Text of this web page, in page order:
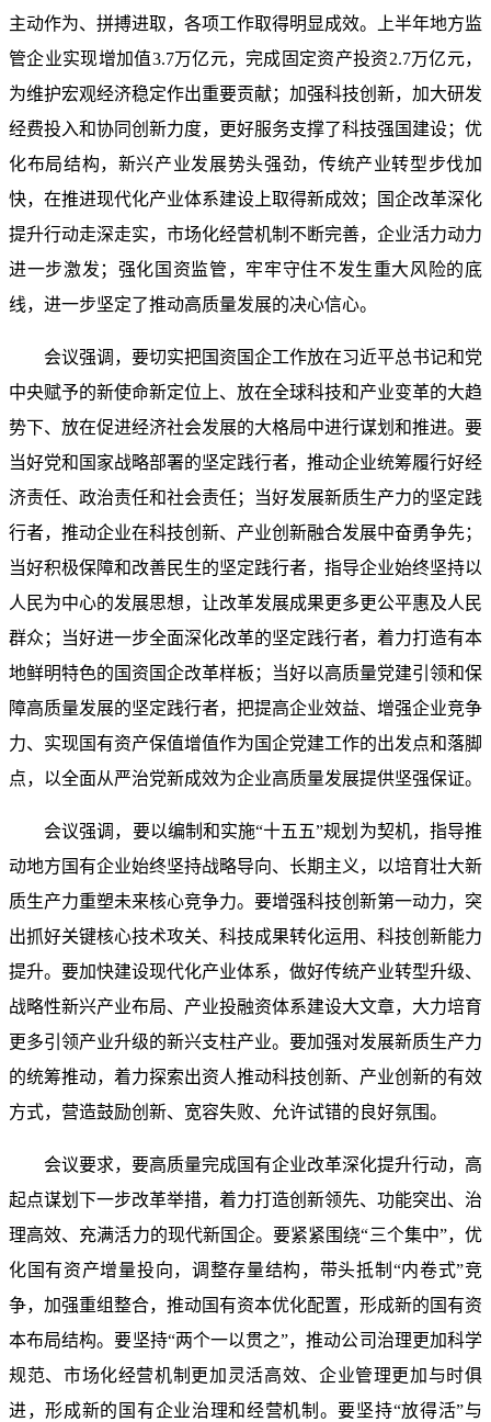
主动作为、拼搏进取，各项工作取得明显成效。上半年地方监
管企业实现增加值3.7万亿元，完成固定资产投资2.7万亿元，
为维护宏观经济稳定作出重要贡献；加强科技创新，加大研发
经费投入和协同创新力度，更好服务支撑了科技强国建设；优
化布局结构，新兴产业发展势头强劲，传统产业转型步伐加
快，在推进现代化产业体系建设上取得新成效；国企改革深化
提升行动走深走实，市场化经营机制不断完善，企业活力动力
进一步激发；强化国资监管，牢牢守住不发生重大风险的底
线，进一步坚定了推动高质量发展的决心信心。
会议强调，要切实把国资国企工作放在习近平总书记和党
中央赋予的新使命新定位上、放在全球科技和产业变革的大趋
势下、放在促进经济社会发展的大格局中进行谋划和推进。要
当好党和国家战略部署的坚定践行者，推动企业统筹履行好经
济责任、政治责任和社会责任；当好发展新质生产力的坚定践
行者，推动企业在科技创新、产业创新融合发展中奋勇争先；
当好积极保障和改善民生的坚定践行者，指导企业始终坚持以
人民为中心的发展思想，让改革发展成果更多更公平惠及人民
群众；当好进一步全面深化改革的坚定践行者，着力打造有本
地鲜明特色的国资国企改革样板；当好以高质量党建引领和保
障高质量发展的坚定践行者，把提高企业效益、增强企业竞争
力、实现国有资产保值增值作为国企党建工作的出发点和落脚
点，以全面从严治党新成效为企业高质量发展提供坚强保证。
会议强调，要以编制和实施“十五五”规划为契机，指导推
动地方国有企业始终坚持战略导向、长期主义，以培育壮大新
质生产力重塑未来核心竞争力。要增强科技创新第一动力，突
出抓好关键核心技术攻关、科技成果转化运用、科技创新能力
提升。要加快建设现代化产业体系，做好传统产业转型升级、
战略性新兴产业布局、产业投融资体系建设大文章，大力培育
更多引领产业升级的新兴支柱产业。要加强对发展新质生产力
的统筹推动，着力探索出资人推动科技创新、产业创新的有效
方式，营造鼓励创新、宽容失败、允许试错的良好氛围。
会议要求，要高质量完成国有企业改革深化提升行动，高
起点谋划下一步改革举措，着力打造创新领先、功能突出、治
理高效、充满活力的现代新国企。要紧紧围绕“三个集中”，优
化国有资产增量投向，调整存量结构，带头抵制“内卷式”竞
争，加强重组整合，推动国有资本优化配置，形成新的国有资
本布局结构。要坚持“两个一以贯之”，推动公司治理更加科学
规范、市场化经营机制更加灵活高效、企业管理更加与时俱
进，形成新的国有企业治理和经营机制。要坚持“放得活”与